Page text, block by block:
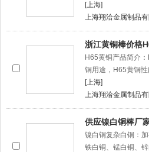
[上海]
上海翔洽金属制品有
浙江黄铜棒价格
H65黄铜产品简介
铜用途，H65黄铜
[上海]
上海翔洽金属制品有
供应镍白铜棒厂
镍白铜复杂白铜：
铁白铜、锰白铜、锌